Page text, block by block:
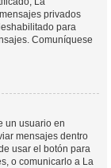
privados
para
Comuníquese
un usuario en
mensajes dentro
usar el botón para
o comunicarlo a La